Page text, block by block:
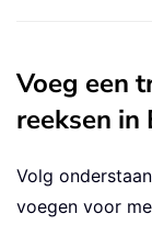
Voeg een
reeksen in
Volg
voegen voor